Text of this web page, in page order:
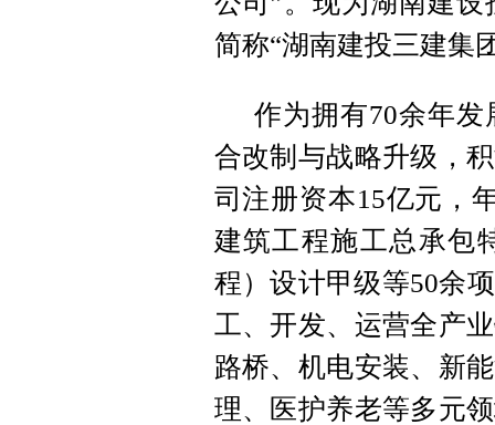
简称“湖南建投三建集
作为拥有70余年
合改制与战略升级，
司注册资本15亿元，
建筑工程施工总承包
程）设计甲级等50余
工、开发、运营全产
路桥、机电安装、新
理、医护养老等多元